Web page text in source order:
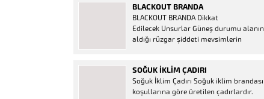
Ürün Al dükkanı ürünleri peşin fiyatına
bol taksitle Göktaş Branda Çeşitleri
Adresinde, 1.kalite ithal ürün ne demek
Brandacı sektöründe faaliyet gösteren,
BLACKOUT BRANDA
BLACKOUT BRANDA Dikkat
Edilecek Unsurlar Güneş durumu alanın
aldığı rüzgar şiddeti mevsimlerin
düşünmeniz gereken bir kaç faktörden
biridir. Türkiye’nin lider Branda markası
Göktaş Branda, Hazine ve Maliye Bakanı
SOĞUK İKLIM ÇADIRI
Soğuk İklim Çadırı Soğuk iklim brandası
koşullarına göre üretilen çadırlardır.